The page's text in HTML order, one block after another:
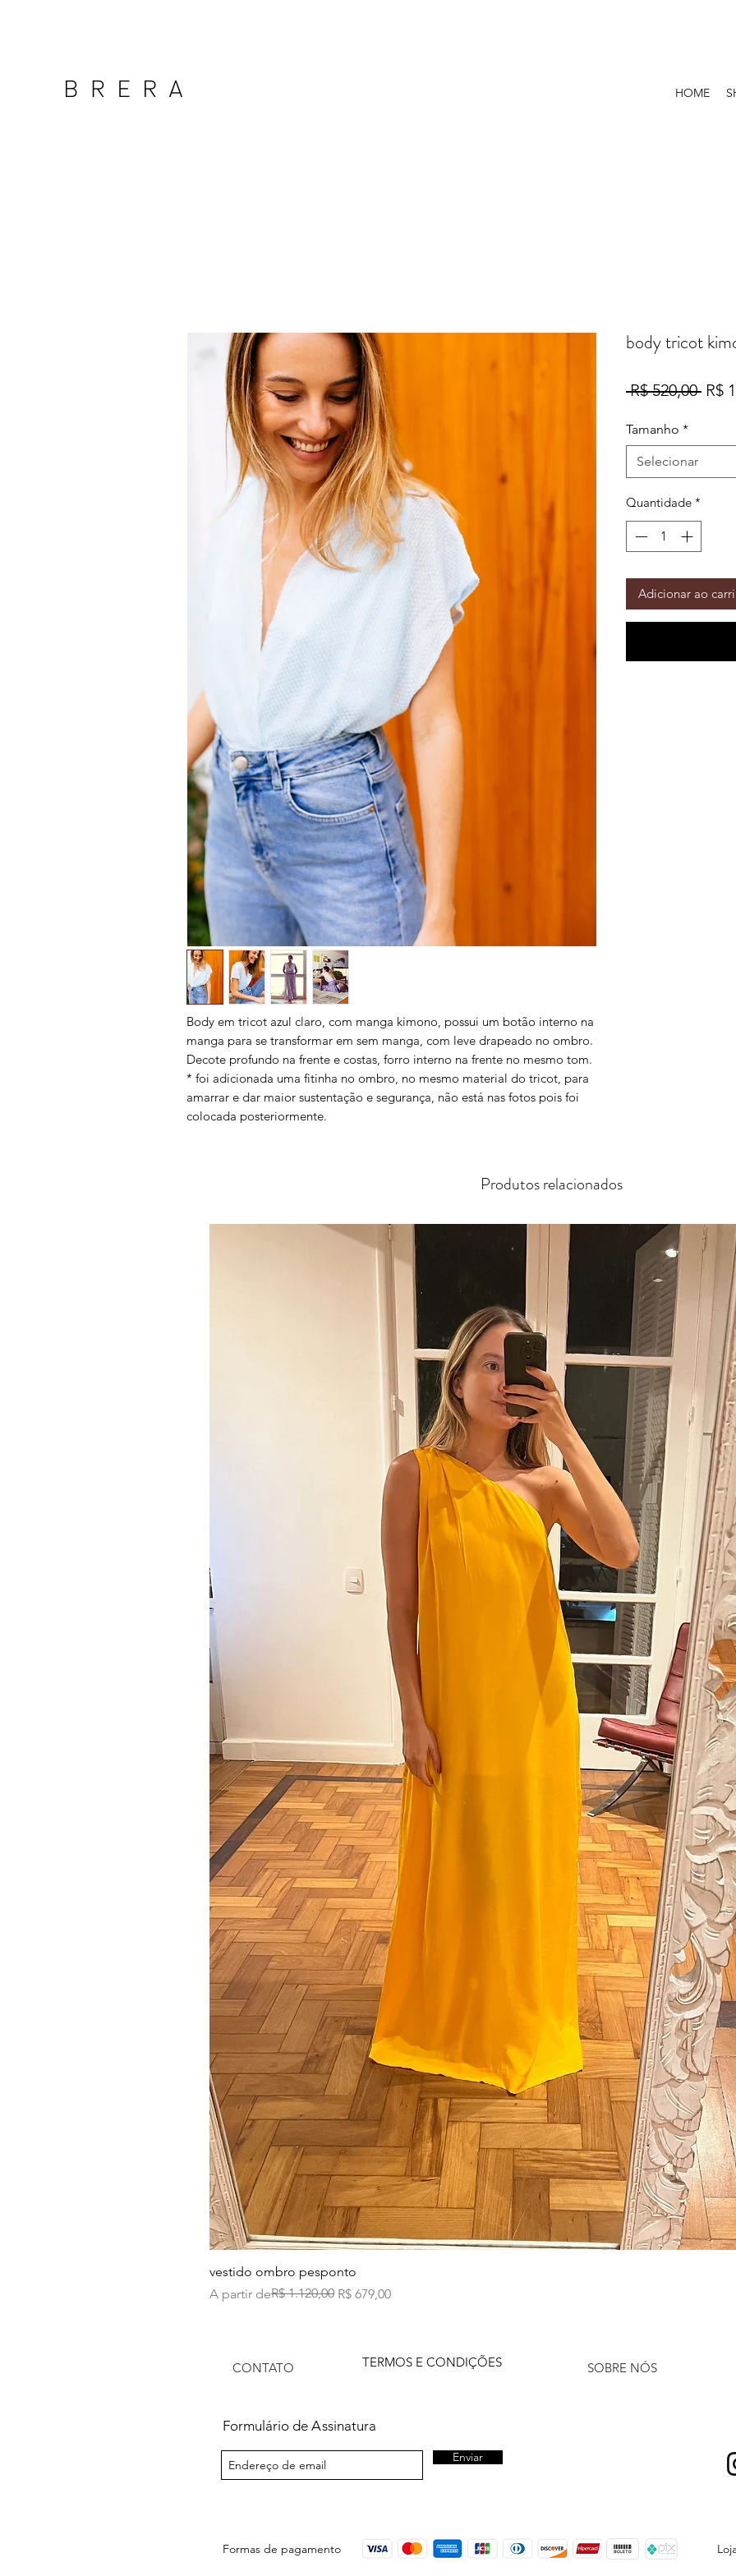
HOME
Body em tricot azul claro, com manga kimono, possui um botão interno na
manga para se transformar em sem manga, com leve drapeado no ombro.
Decote profundo na frente e costas, forro interno na frente no mesmo tom.
* foi adicionada uma fitinha no ombro, no mesmo material do tricot, para
amarrar e dar maior sustentação e segurança, não está nas fotos pois foi
colocada posteriormente.
body tricot
R$ 520,00 R$
Tamanho *
Selecionar
Quantidade *
Adicionar ao
Produtos relacionados
vestido ombro pesponto
A partir de
Preço normalR$ 1.120,00 R$ 679,00
Preço promocional
CONTATO TERMOS E CONDIÇÕES SOBRE NÓS
Formulário de Assinatura
Enviar
Formas de pagamento